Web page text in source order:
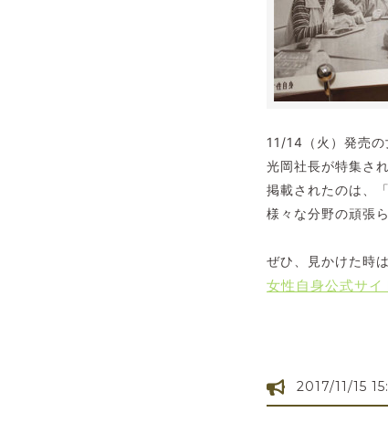
11/14（火）発売の
光岡社長が特集さ
掲載されたのは、
様々な分野の頑張
ぜひ、見かけた時
女性自身公式サイ
2017/11/15